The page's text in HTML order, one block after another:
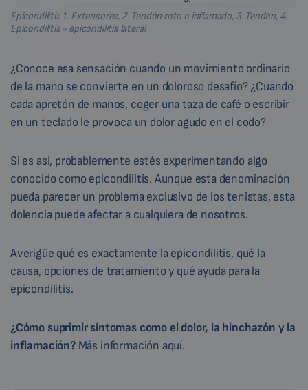
Epicondilitis 1. Extensores, 2. Tendón roto o inflamado, 3. Tendón, 4.
Epicondilitis - epicondilitis lateral
¿Conoce esa sensación cuando un movimiento ordinario
de la mano se convierte en un doloroso desafío? ¿Cuando
cada apretón de manos, coger una taza de café o escribir
en un teclado le provoca un dolor agudo en el codo?
Si es así, probablemente estés experimentando algo
conocido como epicondilitis. Aunque esta denominación
pueda parecer un problema exclusivo de los tenistas, esta
dolencia puede afectar a cualquiera de nosotros.
Averigüe qué es exactamente la epicondilitis, qué la
causa, opciones de tratamiento y qué ayuda para la
epicondilitis.
¿Cómo suprimir síntomas como el dolor, la hinchazón y la
inflamación? Más información aquí.